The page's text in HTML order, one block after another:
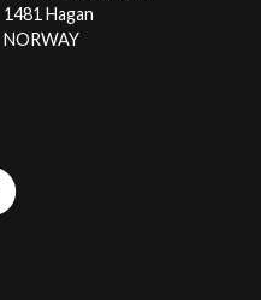
1481 Hagan
NORWAY